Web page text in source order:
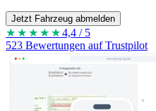
Jetzt Fahrzeug abmelden
★★★★ ★4,4 / 5
523 Bewertungen auf Trustpilot